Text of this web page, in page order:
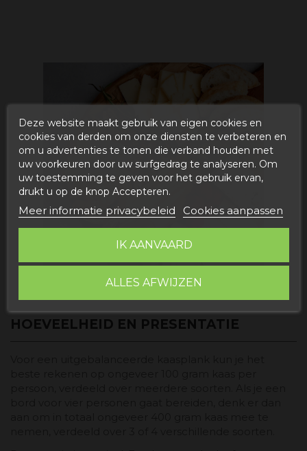
HOEVEELHEID EN PRESENTATIE
Deze website maakt gebruik van eigen cookies en
cookies van derden om onze diensten te verbeteren en
om u advertenties te tonen die verband houden met
uw voorkeuren door uw surfgedrag te analyseren. Om
uw toestemming te geven voor het gebruik ervan,
drukt u op de knop Accepteren.
Meer informatie privacybeleid Cookies aanpassen
ALLES AFWIJZEN
IK AANVAARD